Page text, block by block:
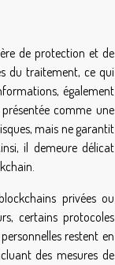
de protection et de
du traitement, ce qui
également
comme une
mais ne garantit
il demeure délicat
privées ou
certains protocoles
restent en
des mesures de